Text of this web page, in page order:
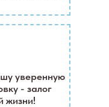
уверенную
- залог
жизни!